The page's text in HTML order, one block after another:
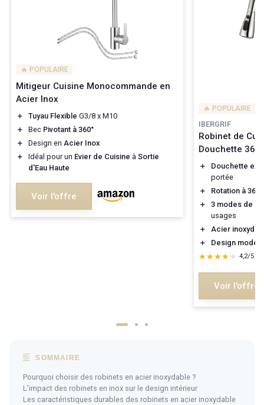
🔥 POPULAIRE
Mitigeur Cuisine Monocommande en
Acier Inox
＋ Tuyau Flexible G3/8 x M10
＋
Bec Pivotant à 360°
＋
Design en Acier Inox
＋
Idéal pour un Evier de Cuisine à Sortie
d'Eau Haute
Voir l'offre
🔥 POPULAIRE
IBERGRIF
Robinet de
Douchette 360°
＋
Douchette
portée
＋
Rotation à 360°
＋
3 modes de
usages
＋
Acier
＋
Design
★★★★★
★★★★★ 4,2/5
Voir l'offre
SOMMAIRE
Pourquoi choisir des robinets en acier inoxydable ?
L'impact des robinets en inox sur le design intérieur
Les caractéristiques durables des robinets en acier inoxydable